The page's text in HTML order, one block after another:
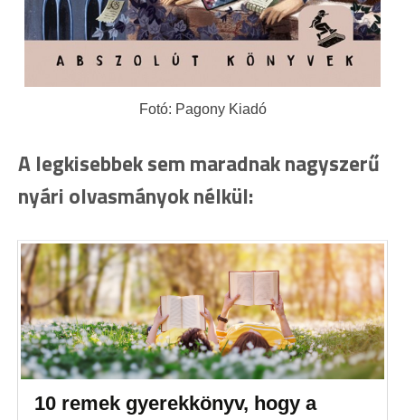
Fotó: Pagony Kiadó
A legkisebbek sem maradnak nagyszerű
nyári olvasmányok nélkül:
10 remek gyerekkönyv, hogy a